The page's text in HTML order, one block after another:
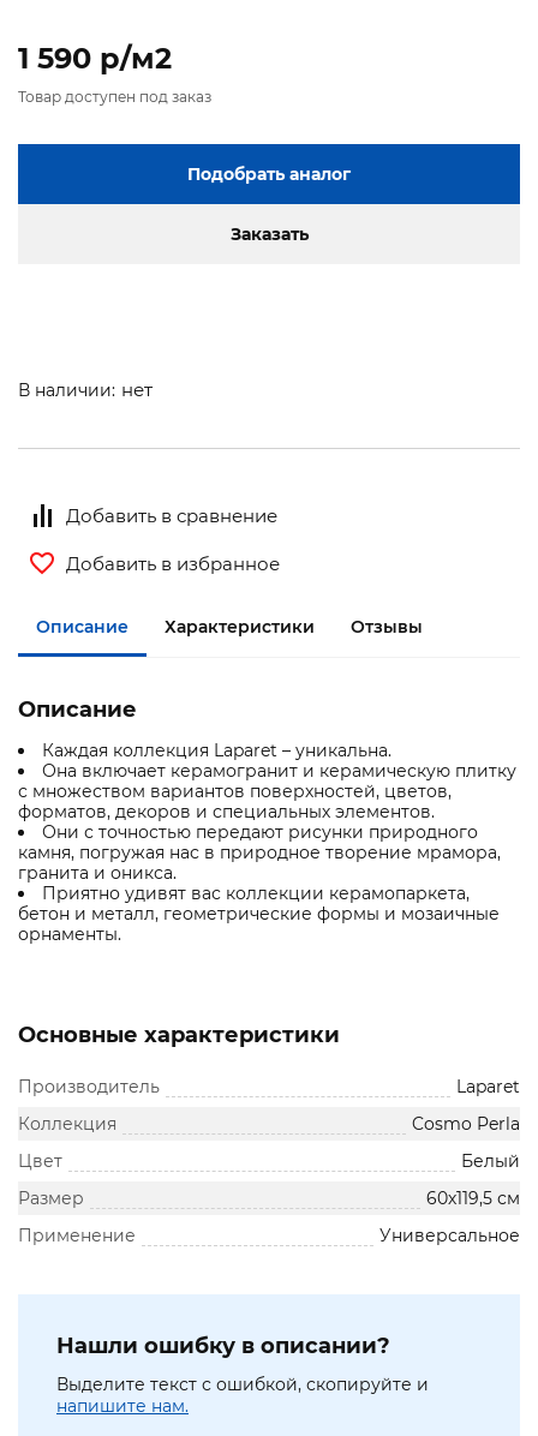
1 590 p/м2
Товар доступен под заказ
Подобрать аналог
Заказать
В наличии: нет
Добавить в сравнение
Добавить в избранное
Описание Характеристики Отзывы
Описание
Каждая коллекция Laparet – уникальна.
Она включает керамогранит и керамическую плитку
с множеством вариантов поверхностей, цветов,
форматов, декоров и специальных элементов.
Они с точностью передают рисунки природного
камня, погружая нас в природное творение мрамора,
гранита и оникса.
Приятно удивят вас коллекции керамопаркета,
бетон и металл, геометрические формы и мозаичные
орнаменты.
Основные характеристики
Производитель
Laparet
Коллекция
Cosmo Perla
Цвет
Белый
Размер
60х119,5 см
Применение
Универсальное
Нашли ошибку в описании?
Выделите текст с ошибкой, скопируйте и
напишите нам.